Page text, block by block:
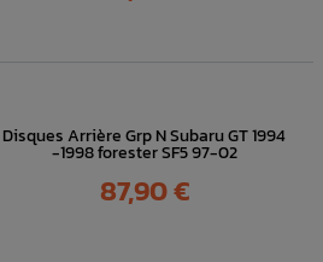
Disques Arrière Grp N Subaru GT 1994
-1998 forester SF5 97-02
Prix
87,90 €